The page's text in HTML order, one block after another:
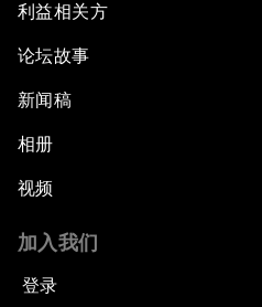
利益相关方
论坛故事
新闻稿
相册
视频
加入我们
登录